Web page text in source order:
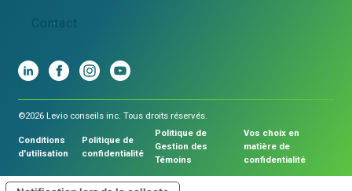
Contact
©2026 Levio conseils inc. Tous droits réservés.
Conditions
d'utilisation
Politique de
confidentialité
Politique de
Gestion des
Témoins
Vos choix en
matière de
confidentialité